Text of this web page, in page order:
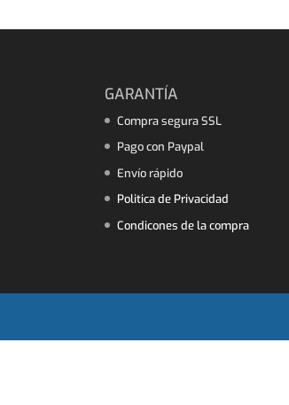
GARANTÍA
Compra segura SSL
Pago con Paypal
Envío rápido
Politica de Privacidad
Condicones de la compra